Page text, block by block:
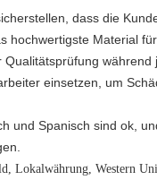
dass die
hochwertigste Material
während
einsetzen, um
und Spanisch sind ok,
Lokalwährung, Western